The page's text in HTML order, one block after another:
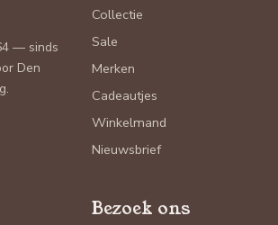
— sinds
Den
Collectie
Sale
Merken
Cadeautjes
Winkelmand
Nieuwsbrief
Bezoek ons